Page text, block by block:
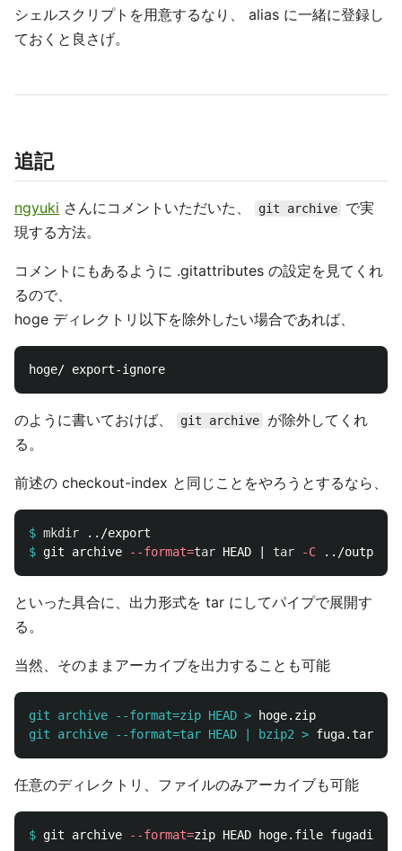
シェルスクリプトを用意するなり、 alias に一緒に登録し
ておくと良さげ。
追記
ngyuki さんにコメントいただいた、 git archive
で実
現する方法。
コメントにもあるように .gitattributes の設定を見てくれ
るので、
hoge ディレクトリ以下を除外したい場合であれば、
のように書いておけば、 git archive
が除外してくれ
る。
前述の checkout-index と同じことをやろうとするなら、
$ mkdir
$ git archive --format=tar HEAD | tar -C ../output
といった具合に、出力形式を tar にしてパイプで展開す
る。
当然、そのままアーカイブを出力することも可能
git archive --format=zip HEAD >
git archive --format=tar HEAD | bzip2 >
任意のディレクトリ、ファイルのみアーカイブも可能
$ git archive --format=zip HEAD hoge.file fugadir